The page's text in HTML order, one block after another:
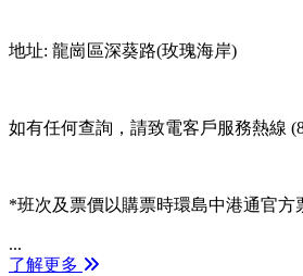
地址: 龍崗區深葵路(玫瑰海岸)
如有任何查詢，請致電客戶服務熱線
*班次及票價以購票時環島中港通官方
...
了解更多